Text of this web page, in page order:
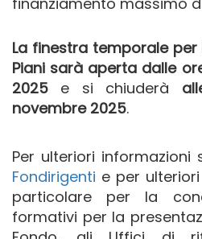
La finestra temporale
Piani sarà aperta dalle
2025 e si chiuderà
novembre 2025.
Per ulteriori
Fondirigenti e per
particolare per la
formativi per la